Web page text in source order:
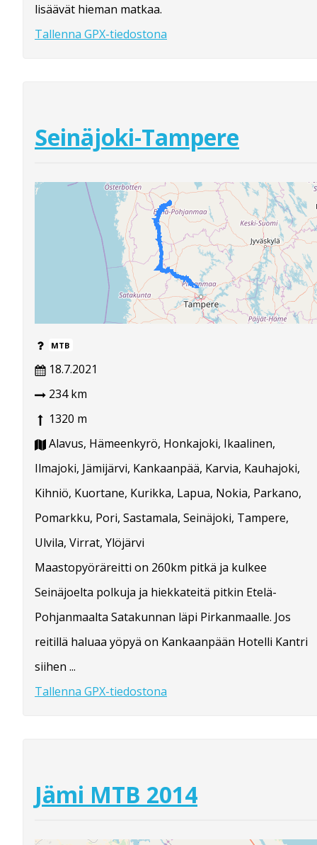
lisäävät hieman matkaa.
Tallenna GPX-tiedostona
Seinäjoki-Tampere
MTB
18.7.2021
234 km
1320 m
Alavus, Hämeenkyrö, Honkajoki, Ikaalinen,
Ilmajoki, Jämijärvi, Kankaanpää, Karvia, Kauhajoki,
Kihniö, Kuortane, Kurikka, Lapua, Nokia, Parkano,
Pomarkku, Pori, Sastamala, Seinäjoki, Tampere,
Ulvila, Virrat, Ylöjärvi
Maastopyöräreitti on 260km pitkä ja kulkee
Seinäjoelta polkuja ja hiekkateitä pitkin Etelä-
Pohjanmaalta Satakunnan läpi Pirkanmaalle. Jos
reitillä haluaa yöpyä on Kankaanpään Hotelli Kantri
siihen ...
Tallenna GPX-tiedostona
Jämi MTB 2014